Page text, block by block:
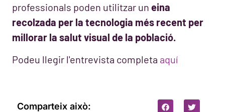
professionals poden utilitzar un eina
recolzada per la tecnologia més recent per
millorar la salut visual de la població.
Podeu llegir l'entrevista completa aquí
Comparteix això: